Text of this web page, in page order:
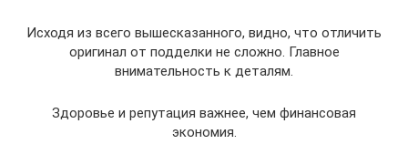
Исходя из всего вышесказанного, видно, что отличить
оригинал от подделки не сложно. Главное
внимательность к деталям.
Здоровье и репутация важнее, чем финансовая
экономия.